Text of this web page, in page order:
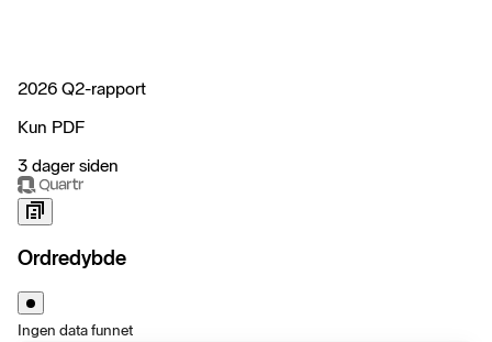
2026 Q2-rapport
Kun PDF
3 dager siden
Ordredybde
Ingen data funnet